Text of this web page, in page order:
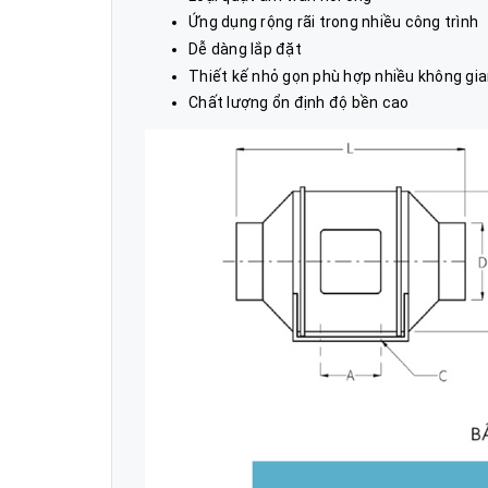
Ứng dụng rộng rãi trong nhiều công trình
Dễ dàng lắp đặt
Thiết kế nhỏ gọn phù hợp nhiều không
Chất lượng ổn định độ bền cao